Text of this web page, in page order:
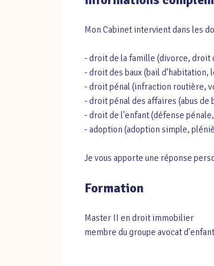
Mon Cabinet intervient dans les
- droit de la famille (divorce,
- droit des baux (bail d'habitation,
- droit pénal (infraction routière,
- droit pénal des affaires (abus
- droit de l'enfant (défense
- adoption (adoption simple,
Je vous apporte une réponse
Formation
Master II en droit immobilier
membre du groupe avocat d'enfant